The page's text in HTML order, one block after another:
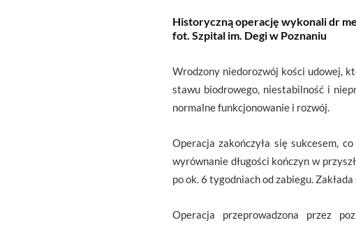
Historyczną operację wykonali dr
fot. Szpital im. Degi w Poznaniu
Wrodzony niedorozwój kości udowej,
stawu biodrowego, niestabilność i
normalne funkcjonowanie i rozwój.
Operacja zakończyła się sukcesem,
wyrównanie długości kończyn w
po ok. 6 tygodniach od zabiegu.
Operacja przeprowadzona przez